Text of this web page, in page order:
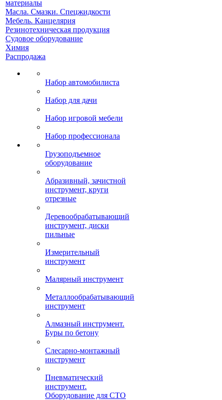
материалы
Масла. Смазки. Спецжидкости
Мебель. Канцелярия
Резинотехническая продукция
Судовое оборудование
Химия
Распродажа
Набор автомобилиста
Набор для дачи
Набор игровой мебели
Набор профессионала
Грузоподъемное
оборудование
Абразивный, зачистной
инструмент, круги
отрезные
Деревообрабатывающий
инструмент, диски
пильные
Измерительный
инструмент
Малярный инструмент
Металлообрабатывающий
инструмент
Алмазный инструмент.
Буры по бетону
Слесарно-монтажный
инструмент
Пневматический
инструмент.
Оборудование для СТО